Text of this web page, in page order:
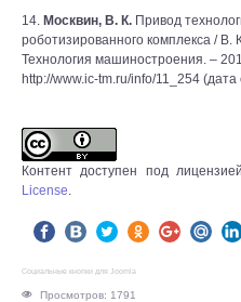
14. Москвин, В. К. Привод
роботизированного комплекса /
Технология машиностроения. –
http://www.ic-tm.ru/info/11_254
Контент доступен под
License.
Социальные кнопки для Joomla
Просмотров: 1791